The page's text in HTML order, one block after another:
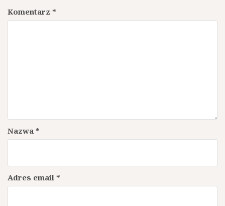
Komentarz *
Nazwa *
Adres email *